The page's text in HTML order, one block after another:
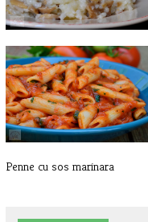
Risotto cu ciuperci la slow
cooker
Penne cu sos marinara